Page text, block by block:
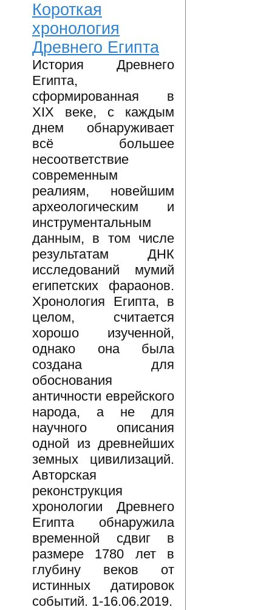
Короткая
хронология
Древнего Египта
История Древнего
Египта,
сформированная в
XIX веке, с каждым
днем обнаруживает
всё большее
несоответствие
современным
реалиям, новейшим
археологическим и
инструментальным
данным, в том числе
результатам ДНК
исследований мумий
египетских фараонов.
Хронология Египта, в
целом, считается
хорошо изученной,
однако она была
создана для
обоснования
античности еврейского
народа, а не для
научного описания
одной из древнейших
земных цивилизаций.
Авторская
реконструкция
хронологии Древнего
Египта обнаружила
временной сдвиг в
размере 1780 лет в
глубину веков от
истинных датировок
событий. 1-16.06.2019.